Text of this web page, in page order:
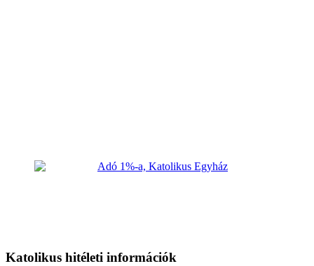
Katolikus hitéleti információk